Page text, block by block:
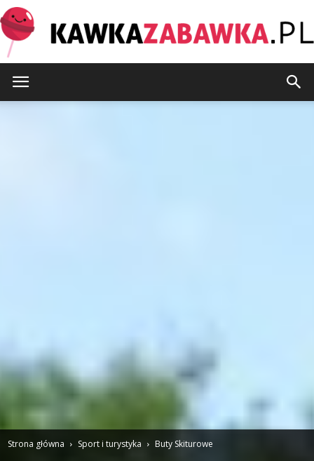
Strona główna Sport i turystyka Buty Skiturowe